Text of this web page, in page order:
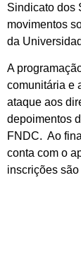
Sindicato dos
movimentos
da
A
comunitária e
ataque aos
depoimentos
FNDC. Ao
conta com o
inscrições